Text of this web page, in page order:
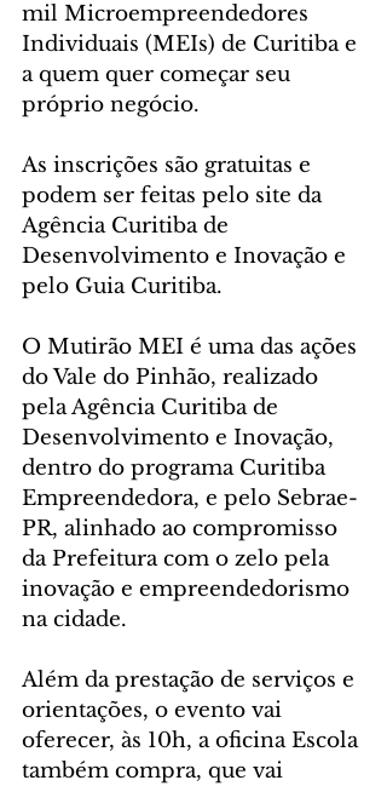
mil Microempreendedores
Individuais (MEIs) de Curitiba e
a quem quer começar seu
próprio negócio.
As inscrições são gratuitas e
podem ser feitas pelo site da
Agência Curitiba de
Desenvolvimento e Inovação e
pelo Guia Curitiba.
O Mutirão MEI é uma das ações
do Vale do Pinhão, realizado
pela Agência Curitiba de
Desenvolvimento e Inovação,
dentro do programa Curitiba
Empreendedora, e pelo Sebrae-
PR, alinhado ao compromisso
da Prefeitura com o zelo pela
inovação e empreendedorismo
na cidade.
Além da prestação de serviços e
orientações, o evento vai
oferecer, às 10h, a oficina Escola
também compra, que vai